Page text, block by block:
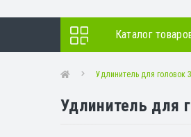
Каталог
Удлинитель для головок
Удлинитель для